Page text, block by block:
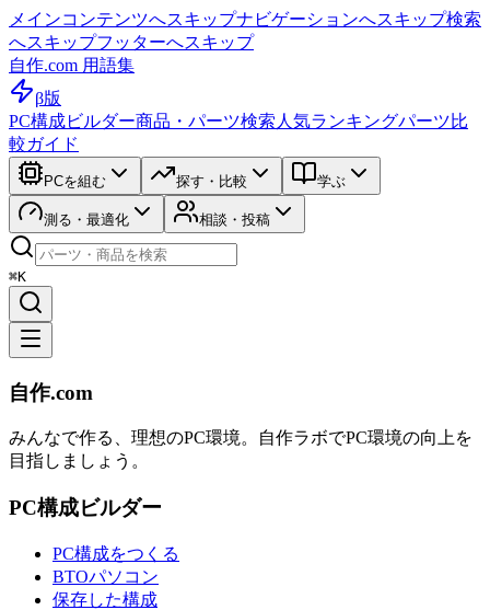
メインコンテンツへスキップナビゲーションへスキップ検索
へスキップフッターへスキップ
自作.com 用語集
β版
PC構成ビルダー商品・パーツ検索 人気ランキングパーツ比
較ガイド
PCを組む 探す・比較 学ぶ
測る・最適化 相談・投稿
⌘K
自作.com
みんなで作る、理想のPC環境。 自作ラボでPC環境の向上を
目指しましょう。
PC構成ビルダー
PC構成をつくる
BTOパソコン
保存した構成